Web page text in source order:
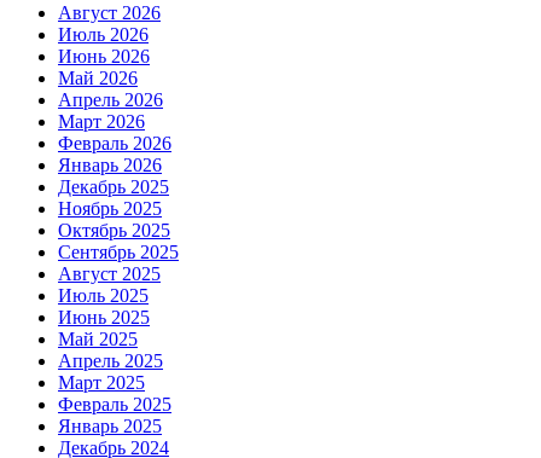
Август 2026
Июль 2026
Июнь 2026
Май 2026
Апрель 2026
Март 2026
Февраль 2026
Январь 2026
Декабрь 2025
Ноябрь 2025
Октябрь 2025
Сентябрь 2025
Август 2025
Июль 2025
Июнь 2025
Май 2025
Апрель 2025
Март 2025
Февраль 2025
Январь 2025
Декабрь 2024